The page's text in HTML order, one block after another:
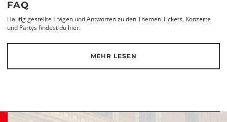
FAQ
Häufig gestellte Fragen und Antworten zu den Themen Tickets, Konzerte
und Partys findest du hier.
MEHR LESEN